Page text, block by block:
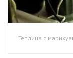
Теплица с